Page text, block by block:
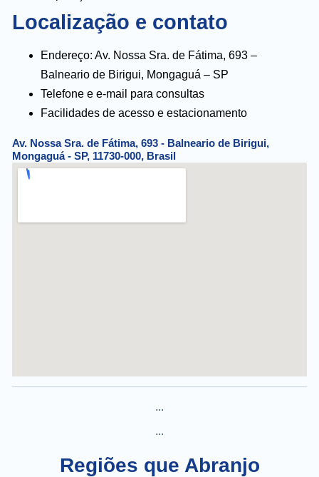
Localização e contato
Endereço: Av. Nossa Sra. de Fátima, 693 –
Balneario de Birigui, Mongaguá – SP
Telefone e e-mail para consultas
Facilidades de acesso e estacionamento
Av. Nossa Sra. de Fátima, 693 - Balneario de Birigui,
Mongaguá - SP, 11730-000, Brasil
...
...
Regiões que Abranjo